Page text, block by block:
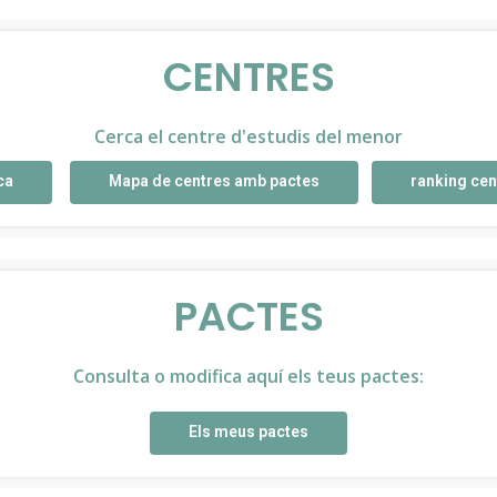
CENTRES
Cerca el centre d'estudis del menor
Mapa de centres amb pactes ranking
PACTES
Consulta o modifica aquí els teus pactes:
Els meus pactes